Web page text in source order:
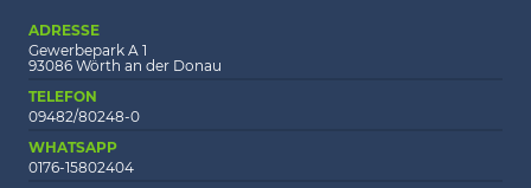
ADRESSE
Gewerbepark A 1
93086 Wörth an der Donau
TELEFON
09482/80248-0
WHATSAPP
0176-15802404